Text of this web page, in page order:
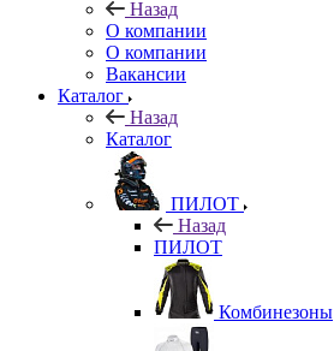
Назад
О компании
О компании
Вакансии
Каталог
Назад
Каталог
ПИЛОТ
Назад
ПИЛОТ
Комбинезоны